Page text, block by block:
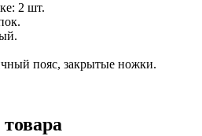
2 шт.
пояс, закрытые ножки.